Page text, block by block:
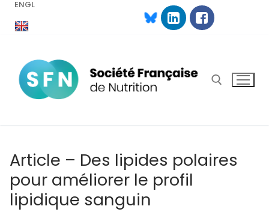
AllerENGL
Article – Des lipides polaires
pour améliorer le profil
lipidique sanguin